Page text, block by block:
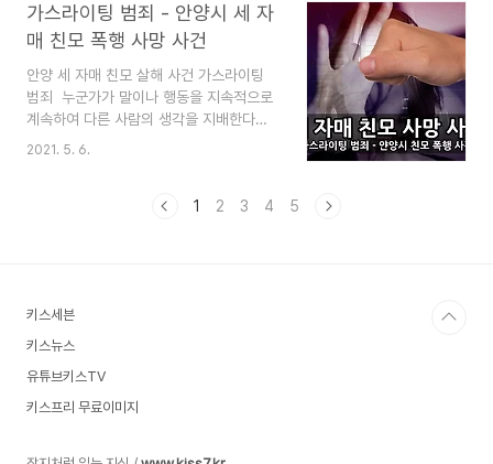
굴림체, 무료 글꼴 굴림과 굴림체의 차이
점, 일본 나루체를 모방한 굴림체, 무료 글
꼴 [굴림과..
다. 신문 기사들이 시간순 없이 단편적으로
보도하고 있어서 읽기에 나빴다면 시간순
정리가 도움이 될 것입니다. 제주도에서 벌
어진 중학생 살인 범행 사건의 정리는 언론
보도를 수집하여 순차적으로 재구성한 것
임을 밝힙니다. 이 블로그는 "심심할 때 잡
지처럼 읽는 지식"이라는 목적으로 운영됩
실미도 부대원들 옥천 박기수, 정기성, 김
가스라이팅 범죄 - 안양시 세 자
매 친모 폭행 사망 사건
안양 세 자매 친모 살해 사건 가스라이팅
범죄 ​ 누군가가 말이나 행동을 지속적으로
계속하여 다른 사람의 생각을 지배한다는
것이 가스라이팅의 뜻입니다. 2020년 일
실제로 살해 사건이 벌어졌으니, 이것도 분
지식"이라는 목적으로 운영됩니다. 즐겨찾
기(북마크) 해 놓으면 심심할 때 좋습니다.
인류 최후의 전쟁이다? - 지구멸망 예언
아마겟돈이란... 아마겟돈 전쟁은 인류 최
2021. 5. 6.
1 2 3 4 5
키스세븐
키스뉴스
유튜브키스TV
키스프리 무료이미지